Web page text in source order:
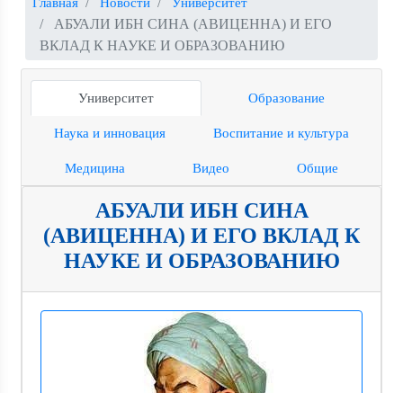
АБУАЛИ ИБН СИНА (АВИЦЕННА) И ЕГО
ВКЛАД К НАУКЕ И ОБРАЗОВАНИЮ
Университет Образование
Наука и инновация Воспитание и культура
Медицина Видео Общие
АБУАЛИ ИБН СИНА
(АВИЦЕННА) И ЕГО ВКЛАД К
НАУКЕ И ОБРАЗОВАНИЮ